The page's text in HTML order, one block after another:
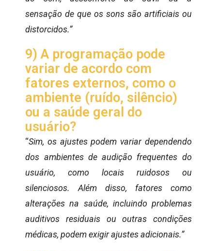
sensação de que os sons são artificiais ou
distorcidos.”
9) A programação pode
variar de acordo com
fatores externos, como o
ambiente (ruído, silêncio)
ou a saúde geral do
usuário?
“Sim, os ajustes podem variar dependendo
dos ambientes de audição frequentes do
usuário, como locais ruidosos ou
silenciosos. Além disso, fatores como
alterações na saúde, incluindo problemas
auditivos residuais ou outras condições
médicas, podem exigir ajustes adicionais.”